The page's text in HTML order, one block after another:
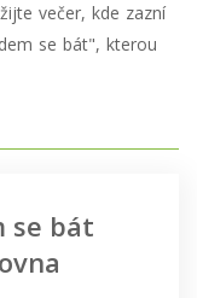
večer, kde zazní
se bát", kterou
se bát